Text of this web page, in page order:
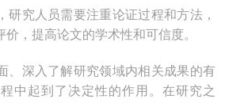
研究人员需要注重论证过程和方法，
，提高论文的学术性和可信度。
、深入了解研究领域内相关成果的有
中起到了决定性的作用。在研究之